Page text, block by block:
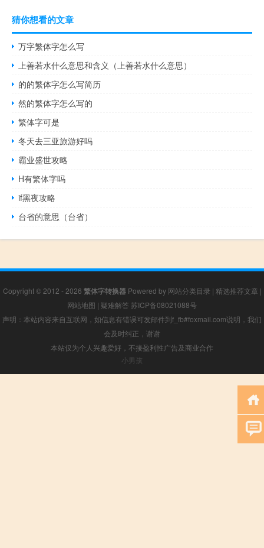
猜你想看的文章
万字繁体字怎么写
上善若水什么意思和含义（上善若水什么意思）
的的繁体字怎么写简历
然的繁体字怎么写的
繁体字可是
冬天去三亚旅游好吗
霸业盛世攻略
H有繁体字吗
if黑夜攻略
台省的意思（台省）
Copyright © 2012 - 2026 繁体字转换器Powered by 网站分类目录 | 精选推荐文章 |
网站地图 | 疑难解答 苏ICP备08021088号
声明：本站内容来自互联网，如信息有错误可发邮件到f_fb#foxmail.com说明，我们
会及时纠正，谢谢
本站仅为个人兴趣爱好，不接盈利性广告及商业合作
小男孩